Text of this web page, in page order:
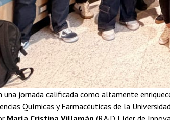
una jornada calificada como altamente
Químicas y Farmacéuticas de la